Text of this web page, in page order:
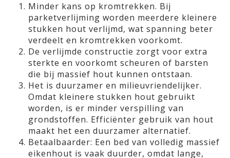
Minder kans op kromtrekken. Bij
parketverlijming worden meerdere kleinere
stukken hout verlijmd, wat spanning beter
verdeelt en kromtrekken voorkomt.
De verlijmde constructie zorgt voor extra
sterkte en voorkomt scheuren of barsten
die bij massief hout kunnen ontstaan.
Het is duurzamer en milieuvriendelijker.
Omdat kleinere stukken hout gebruikt
worden, is er minder verspilling van
grondstoffen. Efficiënter gebruik van hout
maakt het een duurzamer alternatief.
Betaalbaarder: Een bed van volledig massief
eikenhout is vaak duurder, omdat lange,